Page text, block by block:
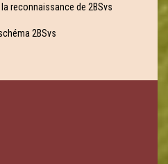
reconnaissance de 2BSvs
2BSvs